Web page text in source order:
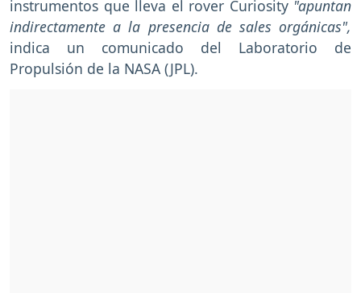
instrumentos que lleva el rover Curiosity "apuntan
indirectamente a la presencia de sales orgánicas",
indica un comunicado del Laboratorio de
Propulsión de la NASA (JPL).